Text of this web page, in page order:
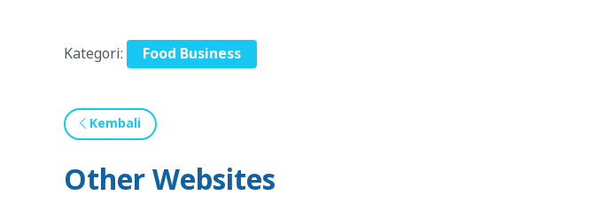
Kategori: Food Business
Kembali
Other Websites